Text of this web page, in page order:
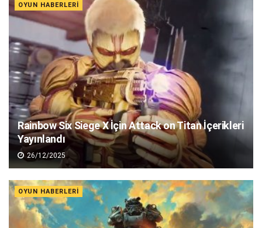
OYUN HABERLERI
Rainbow Six Siege X İçin Attack on Titan İçerikleri
Yayınlandı
26/12/2025
OYUN HABERLERI